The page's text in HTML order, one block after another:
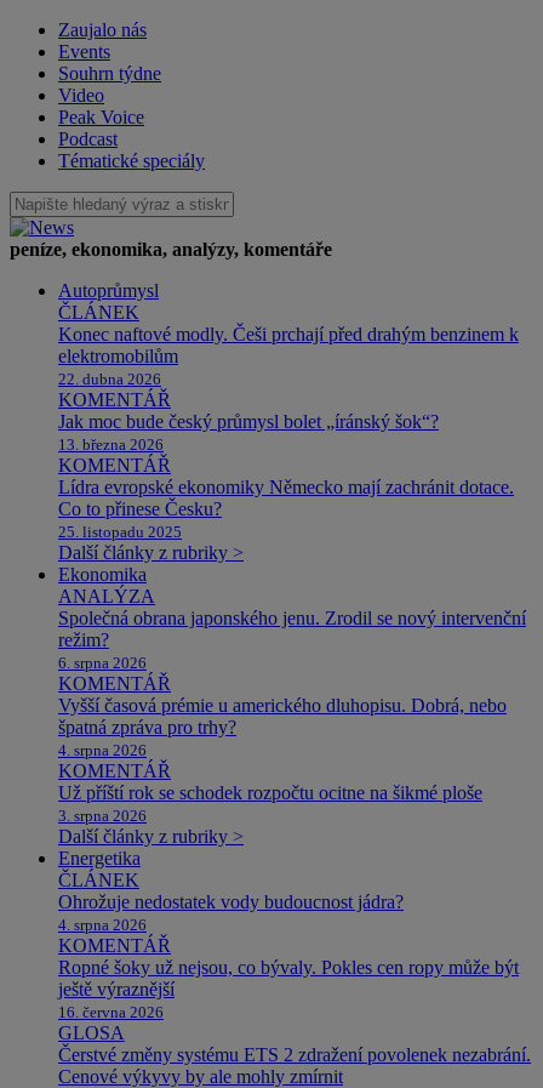
Zaujalo nás
Events
Souhrn týdne
Video
Peak Voice
Podcast
Tématické speciály
peníze, ekonomika, analýzy, komentáře
Autoprůmysl
ČLÁNEK
Konec naftové modly. Češi prchají před drahým benzinem k
elektromobilům
22. dubna 2026
KOMENTÁŘ
Jak moc bude český průmysl bolet „íránský šok“?
13. března 2026
KOMENTÁŘ
Lídra evropské ekonomiky Německo mají zachránit dotace.
Co to přinese Česku?
25. listopadu 2025
Další články z rubriky >
Ekonomika
ANALÝZA
Společná obrana japonského jenu. Zrodil se nový intervenční
režim?
6. srpna 2026
KOMENTÁŘ
Vyšší časová prémie u amerického dluhopisu. Dobrá, nebo
špatná zpráva pro trhy?
4. srpna 2026
KOMENTÁŘ
Už příští rok se schodek rozpočtu ocitne na šikmé ploše
3. srpna 2026
Další články z rubriky >
Energetika
ČLÁNEK
Ohrožuje nedostatek vody budoucnost jádra?
4. srpna 2026
KOMENTÁŘ
Ropné šoky už nejsou, co bývaly. Pokles cen ropy může být
ještě výraznější
16. června 2026
GLOSA
Čerstvé změny systému ETS 2 zdražení povolenek nezabrání.
Cenové výkyvy by ale mohly zmírnit